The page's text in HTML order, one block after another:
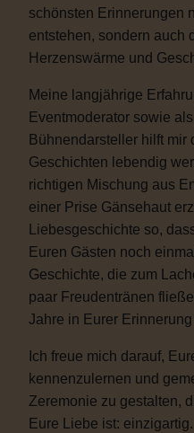
schönsten Erinnerungen
entstehen, sondern auch
Herzenswärme und
Meine langjährige
Eventmoderator sowie
Bühnendarsteller hilft mir
Geschichten lebendig
richtigen Mischung aus
einer Prise Gänsehaut
Liebesgeschichte so,
Euren Gästen noch
Geschichte, die zum
paar Freudentränen
Jahre in Eurer
Ich freue mich darauf,
kennenzulernen und
Zeremonie zu gestalten,
Eure Liebe ist: einzigartig.